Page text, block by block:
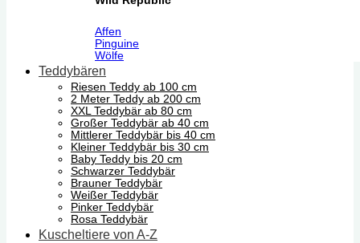
Affen
Pinguine
Wölfe
Teddybären
Riesen Teddy ab 100 cm
2 Meter Teddy ab 200 cm
XXL Teddybär ab 80 cm
Großer Teddybär ab 40 cm
Mittlerer Teddybär bis 40 cm
Kleiner Teddybär bis 30 cm
Baby Teddy bis 20 cm
Schwarzer Teddybär
Brauner Teddybär
Weißer Teddybär
Pinker Teddybär
Rosa Teddybär
Kuscheltiere von A-Z